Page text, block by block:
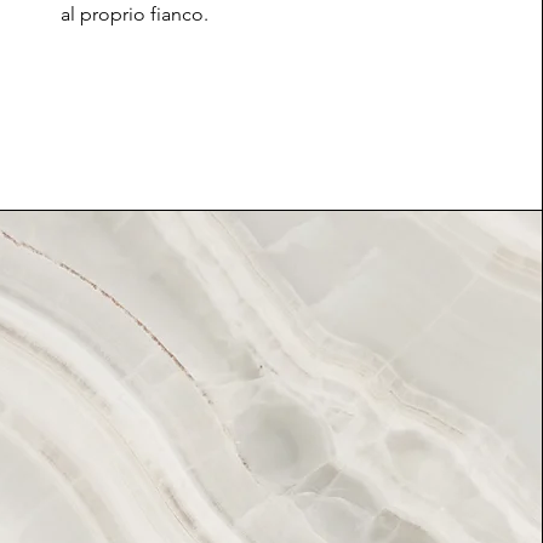
al proprio fianco.